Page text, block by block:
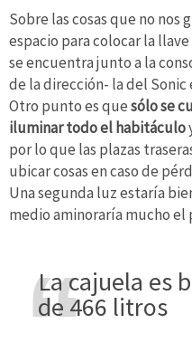
Sobre las cosas que no nos
espacio para colocar la
se encuentra junto a la
de la dirección- la del
Otro punto es quesólo se
iluminar todo el habitáculo
por lo que las plazas
ubicar cosas en caso de
Una segunda luz estaría
medio aminoraría mucho el
La cajuela es bastante amplia
de 466 litros